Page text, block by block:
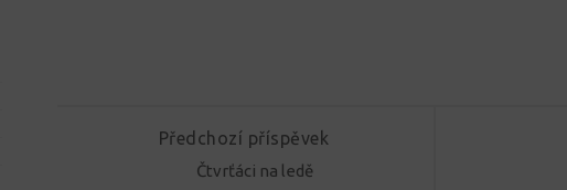
Předchozí příspěvek
Čtvrťáci na ledě